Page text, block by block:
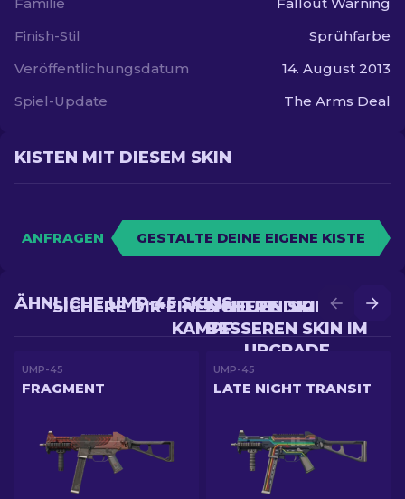
Finish-Stil
Sprühfarbe
Veröffentlichungsdatum
14. August 2013
Spiel-Update
The Arms Deal
KISTEN MIT DIESEM SKIN
ANFRAGEN GESTALTE DEINE EIGENE KISTE
SICHERE DIR EINEN
BESSEREN SKIN IM
UPGRADE
SICHERE DIR EINEN NEUEN SKIN IM
KAMPF
ÄHNLICHE UMP-45 SKINS
UMP-45
FRAGMENT
UMP-45
LATE NIGHT TRANSIT